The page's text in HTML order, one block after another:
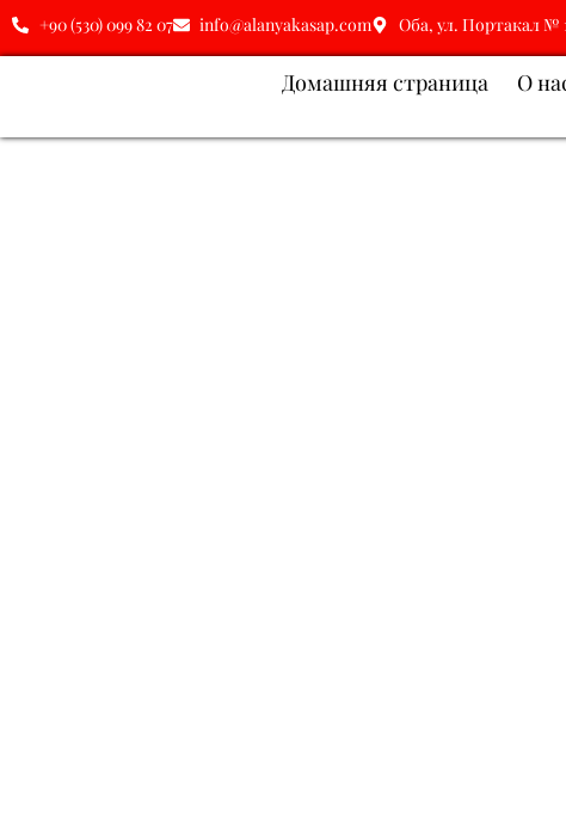
+90 (530) 099 82 07 info@alanyakasap.com Оба, ул. Портакал №
Домашняя страница О